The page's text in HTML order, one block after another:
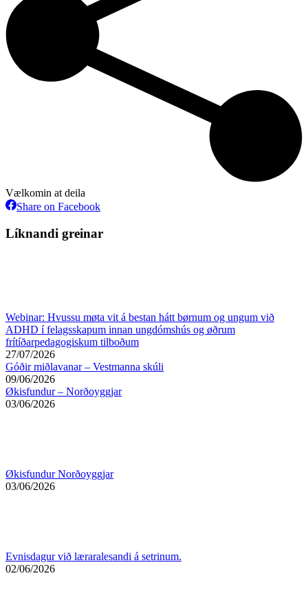
Vælkomin at deila
Share on FacebookShare
Facebook
Líknandi greinar
Webinar: Hvussu møta vit á bestan hátt børnum og ungum við
ADHD í felagsskapum innan ungdómshús og øðrum
frítíðarpedagogiskum tilboðum
27/07/2026
Góðir miðlavanar – Vestmanna skúli
09/06/2026
Økisfundur – Norðoyggjar
03/06/2026
Økisfundur Norðoyggjar
03/06/2026
Evnisdagur við læraralesandi á setrinum.
02/06/2026